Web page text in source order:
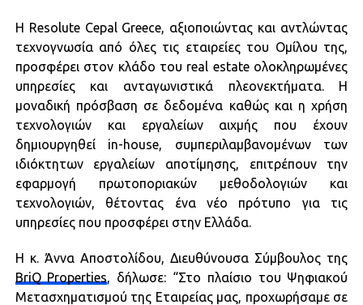
H Resolute Cepal Greece, αξιοποιώντας και αντλώντας
τεχνογνωσία από όλες τις εταιρείες του Ομίλου της,
προσφέρει στον κλάδο του real estate ολοκληρωμένες
υπηρεσίες και ανταγωνιστικά πλεονεκτήματα. Η
μοναδική πρόσβαση σε δεδομένα καθώς και η χρήση
τεχνολογιών και εργαλείων αιχμής που έχουν
δημιουργηθεί in-house, συμπεριλαμβανομένων των
ιδιόκτητων εργαλείων αποτίμησης, επιτρέπουν την
εφαρμογή πρωτοποριακών μεθοδολογιών και
τεχνολογιών, θέτοντας ένα νέο πρότυπο για τις
υπηρεσίες που προσφέρει στην Ελλάδα.
Η κ. Άννα Αποστολίδου, Διευθύνουσα Σύμβουλος της
BriQ Properties, δήλωσε: “Στο πλαίσιο του Ψηφιακού
Μετασχηματισμού της Εταιρείας μας, προχωρήσαμε σε